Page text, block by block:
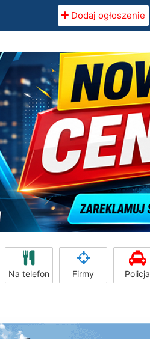
Dodaj ogłoszenie
Na telefon Firmy Policja